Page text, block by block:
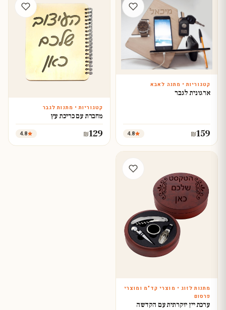
עצב עכשיו
קטגוריות • מתנה לאבא
ארגונית לגבר
₪159
4.8
עצב עכשיו
קטגוריות • מתנות לגבר
מחברת עם כריכת עץ
₪129
4.8
מתנות לזוג • מוצרי קד"מ ומוצרי
פרסום
ערכת יין יוקרתית עם הקדשה